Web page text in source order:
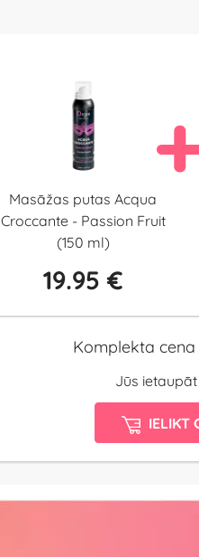
Masāžas putas Acqua
Croccante - Passion Fruit
(150 ml)
19.95 €
Komplekta cena
Jūs ietaupāt
IELIKT